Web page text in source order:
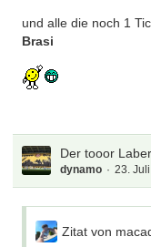
und alle die noch 1
Brasi
Der tooor
dynamo 23.
Zitat von